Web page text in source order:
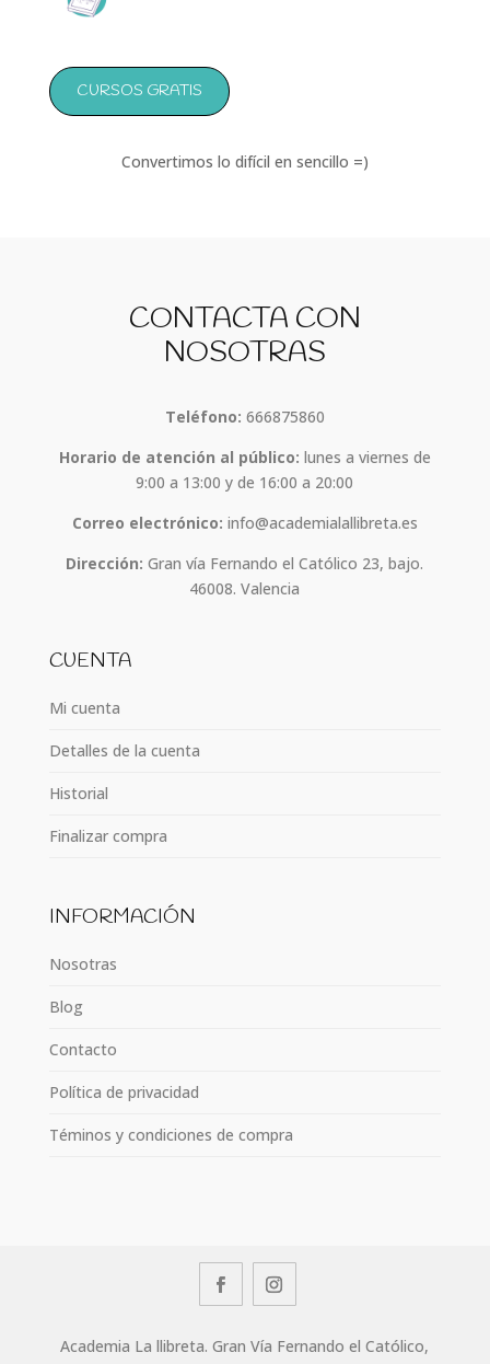
CURSOS GRATIS
Convertimos lo difícil en sencillo =)
CONTACTA CON
NOSOTRAS
Teléfono: 666875860
Horario de atención al público: lunes a viernes de
9:00 a 13:00 y de 16:00 a 20:00
Correo electrónico: info@academialallibreta.es
Dirección: Gran vía Fernando el Católico 23, bajo.
46008. Valencia
CUENTA
Mi cuenta
Detalles de la cuenta
Historial
Finalizar compra
INFORMACIÓN
Nosotras
Blog
Contacto
Política de privacidad
Téminos y condiciones de compra
Academia La llibreta. Gran Vía Fernando el Católico,